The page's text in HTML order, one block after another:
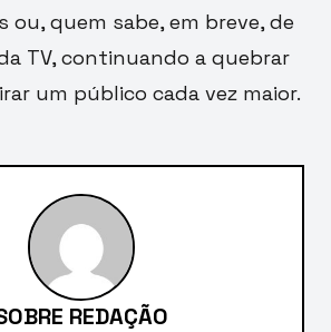
ou, quem sabe, em breve, de
TV, continuando a quebrar
um público cada vez maior.
REDAÇÃO